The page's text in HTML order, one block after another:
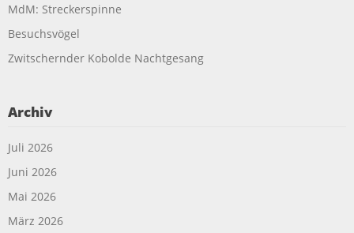
MdM: Streckerspinne
Besuchsvögel
Zwitschernder Kobolde Nachtgesang
Archiv
Juli 2026
Juni 2026
Mai 2026
März 2026